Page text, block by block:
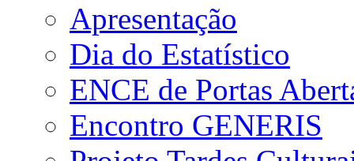
Apresentação
Dia do Estatístico
ENCE de Portas
Encontro GENERIS